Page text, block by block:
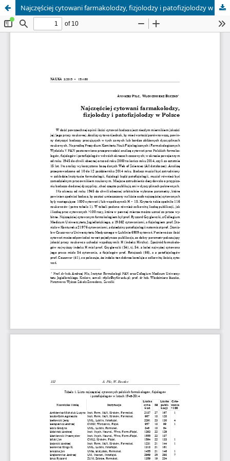
Najczęściej cytowani farmakolodzy, fizjolodzy i patofizjolodzy w Polsce